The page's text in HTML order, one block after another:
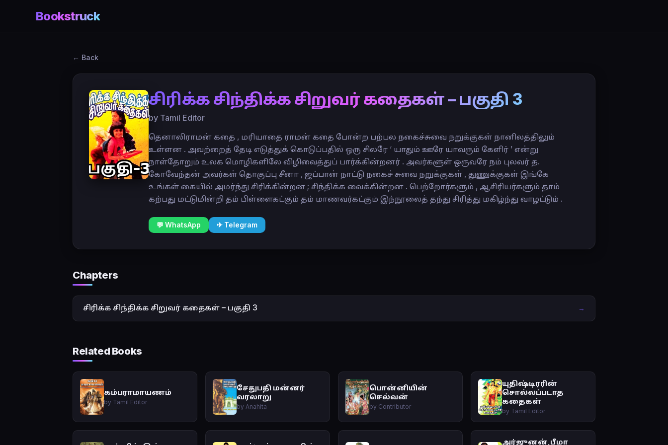
Bookstruck
← Back
சிரிக்க சிந்திக்க சிறுவர் கதைகள் – பகுதி 3
by Tamil Editor
தெனாலிராமன் கதை , மரியாதை ராமன் கதை போன்ற பற்பல நகைச்சுவை நறுக்குகள் நானிலத்திலும்
உள்ளன . அவற்றைத் தேடி எடுத்துக் கொடுப்பதில் ஒரு சிலரே ‘ யாதும் ஊரே யாவரும் கேளிர் ’ என்று
நாள்தோறும் உலக மொழிகளிலே விழிவைத்துப் பார்க்கின்றனர் . அவர்களுள் ஒருவரே நம் புலவர் த.
கோவேந்தன் அவர்கள் தொகுப்பு சீனா , ஜப்பான் நாட்டு நகைச் சுவை நறுக்குகள் , துணுக்குகள் இங்கே
உங்கள் கையில் அமர்ந்து சிரிக்கின்றன ; சிந்திக்க வைக்கின்றன . பெற்றோர்களும் , ஆசிரியர்களும் தாம்
கற்பது மட்டுமின்றி தம் பிள்ளைகட்கும் தம் மாணவர்கட்கும் இந்நூலைத் தந்து சிரித்து மகிழ்ந்து வாழட்டும் .
💬 WhatsApp ✈ Telegram
Chapters
சிரிக்க சிந்திக்க சிறுவர் கதைகள் – பகுதி 3 →
Related Books
கம்பராமாயணம்
by Tamil Editor
சேதுபதி மன்னர்
வரலாறு
by Anahita
பொன்னியின்
செல்வன்
by Contributor
யுதிஷ்டிரரின்
சொல்லப்படாத
கதைகள்
by Tamil Editor
அர்ஜுனன்,பீமா